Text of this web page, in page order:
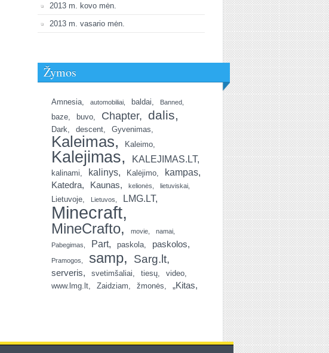
2013 m. kovo mėn.
2013 m. vasario mėn.
Žymos
Amnesia automobiliai baldai Banned
baze buvo Chapter dalis
Dark descent Gyvenimas
Kaleimas Kaleimo
Kalejimas KALEJIMAS.LT
kalinami kalinys Kalėjimo kampas
Katedra Kaunas kelionės lietuviskai
Lietuvoje Lietuvos LMG.LT
Minecraft
MineCrafto movie
namai
Pabegimas
Part paskola paskolos
Pramogos samp Sarg.lt
serveris svetimšaliai tiesų
video
www.lmg.lt
Zaidziam žmonės „Kitas